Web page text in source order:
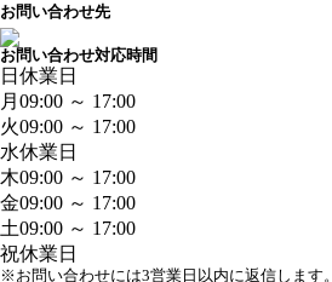
お問い合わせ先
お問い合わせ対応時間
日 休業日
月 09:00 ～ 17:00
火09:00 ～ 17:00
水休業日
木09:00 ～ 17:00
金09:00 ～ 17:00
土09:00 ～ 17:00
祝休業日
※お問い合わせには3営業日以内に返信します。